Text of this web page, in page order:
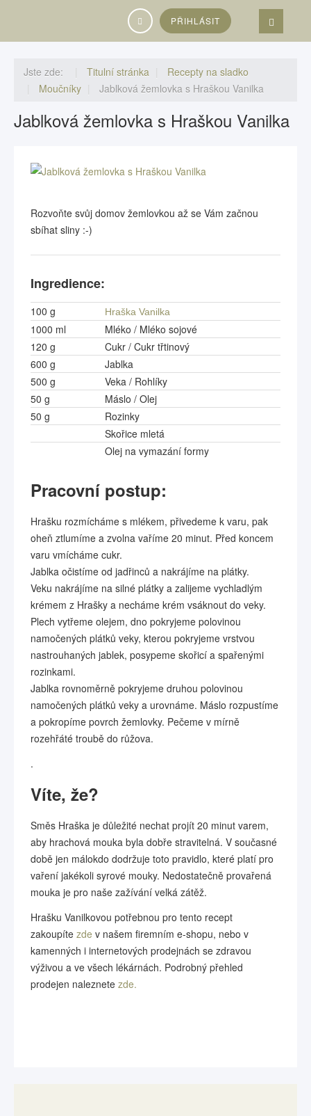
PŘIHLÁSIT
Jste zde: Titulní stránka
Recepty na sladko
Moučníky
Jablková žemlovka s Hraškou Vanilka
Jablková žemlovka s Hraškou Vanilka
Rozvoňte svůj domov žemlovkou až se Vám začnou
sbíhat sliny :-)
Ingredience:
100 g Hraška Vanilka
1000 ml
Mléko / Mléko sojové
120 g
Cukr / Cukr třtinový
600 g
Jablka
500 g
Veka / Rohlíky
50 g
Máslo / Olej
50 g
Rozinky
Skořice mletá
Olej na vymazání formy
Pracovní postup:
Hrašku rozmícháme s mlékem, přivedeme k varu, pak
oheň ztlumíme a zvolna vaříme 20 minut. Před koncem
varu vmícháme cukr.
Jablka očistíme od jadřinců a nakrájíme na plátky.
Veku nakrájíme na silné plátky a zalijeme vychladlým
krémem z Hrašky a necháme krém vsáknout do veky.
Plech vytřeme olejem, dno pokryjeme polovinou
namočených plátků veky, kterou pokryjeme vrstvou
nastrouhaných jablek, posypeme skořicí a spařenými
rozinkami.
Jablka rovnoměrně pokryjeme druhou polovinou
namočených plátků veky a urovnáme. Máslo rozpustíme
a pokropíme povrch žemlovky. Pečeme v mírně
rozehřáté troubě do růžova.
.
Víte, že?
Směs Hraška je důležité nechat projít 20 minut varem,
aby hrachová mouka byla dobře stravitelná. V současné
době jen málokdo dodržuje toto pravidlo, které platí pro
vaření jakékoli syrové mouky. Nedostatečně provařená
mouka je pro naše zažívání velká zátěž.
Hrašku Vanilkovou potřebnou pro tento recept
zakoupíte zde v našem firemním e-shopu, nebo v
kamenných i internetových prodejnách se zdravou
výživou a ve všech lékárnách. Podrobný přehled
prodejen naleznete zde.